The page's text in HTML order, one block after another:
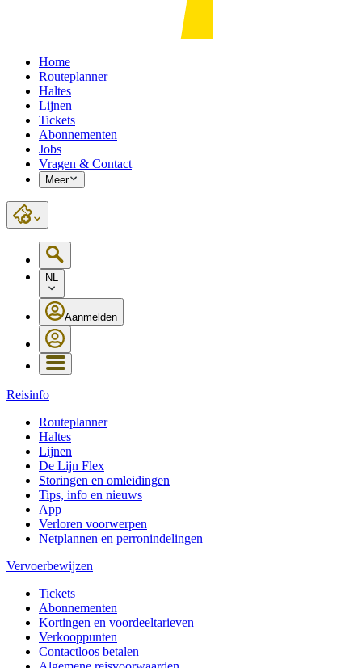
Home
Routeplanner
Haltes
Lijnen
Tickets
Abonnementen
Jobs
Vragen & Contact
Meer
NL
Aanmelden
Reisinfo
Routeplanner
Haltes
Lijnen
De Lijn Flex
Storingen en omleidingen
Tips, info en nieuws
App
Verloren voorwerpen
Netplannen en perronindelingen
Vervoerbewijzen
Tickets
Abonnementen
Kortingen en voordeeltarieven
Verkooppunten
Contactloos betalen